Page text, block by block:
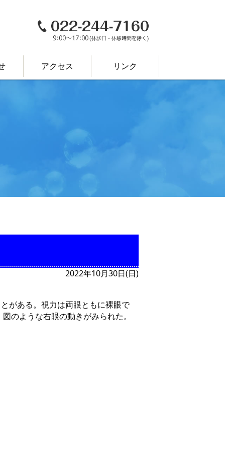
アクセス リンク
2022年10月30日(日)
がある。視力は両眼ともに裸眼で
のような右眼の動きがみられた。